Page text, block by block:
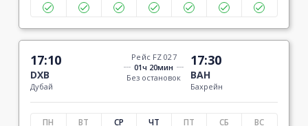
17:10
DXB
Дубай
Рейс FZ 027
01ч 20мин
Без остановок
17:30
BAH
Бахрейн
ПН ВТ СР ЧТ ПТ СБ ВС